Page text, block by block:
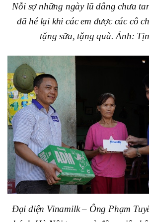
Nỗi sợ những ngày lũ dâng chưa
đã hé lại khi các em được các cô
tặng sữa, tặng quà. Ảnh:
Đại diện Vinamilk – Ông Phạm